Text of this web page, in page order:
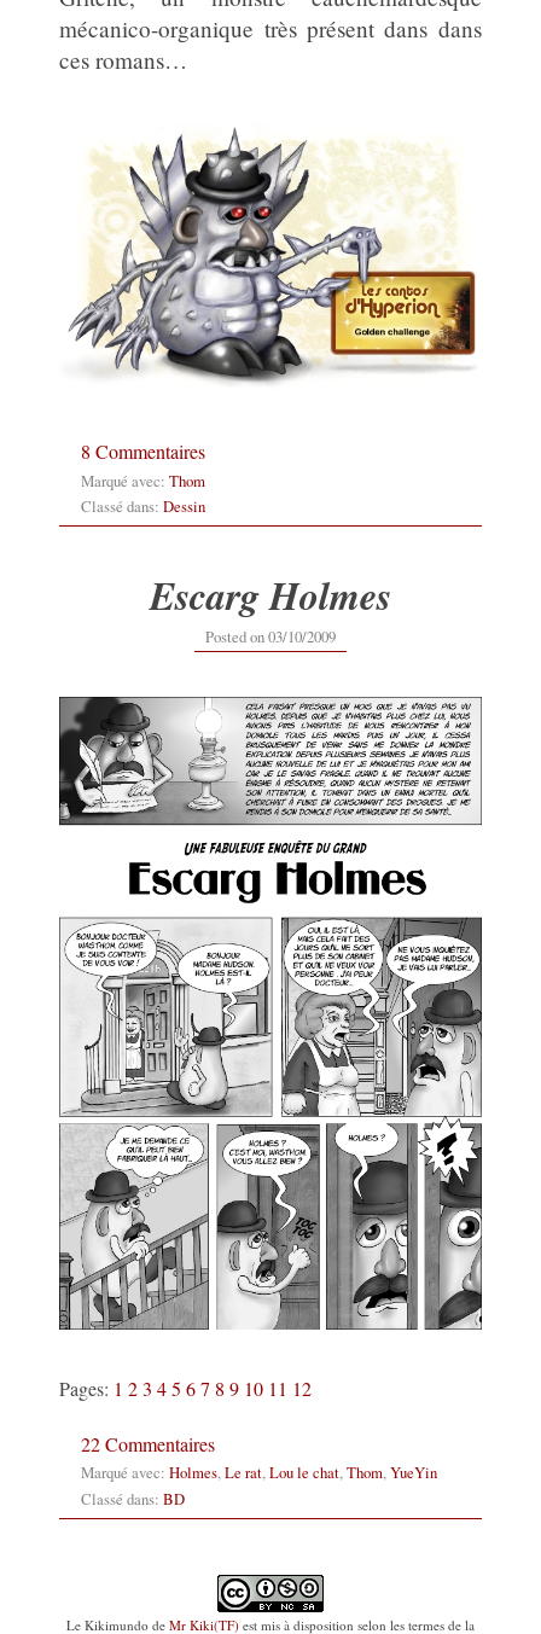
mécanico-organique très présent dans dans
ces romans…
8 Commentaires
Marqué avec: Thom
Classé dans: Dessin
Escarg Holmes
Posted on03/10/200914/09/2017
Pages: 1 2 3 4 5 6 7 8 9 10 11 12
22 Commentaires
Marqué avec: Holmes,Le rat,Lou le chat,Thom,YueYin
Classé dans: BD
Le Kikimundo de Mr Kiki(TF) est mis à disposition selon les termes de la